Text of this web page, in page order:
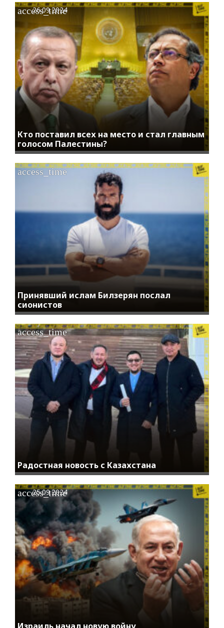
Кто поставил всех на место и стал главным
голосом Палестины?
access_time
26.09.2024
Принявший ислам Билзерян послал
сионистов
access_time
Радостная новость с Казахстана
access_time
access_time
25.09.2024